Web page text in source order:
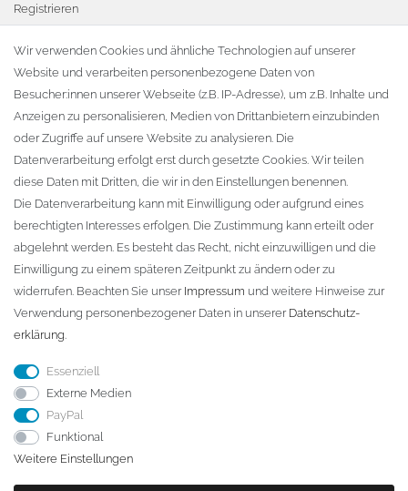
Registrieren
Warenkorb
Zur Kasse
KONTAKT
Fa. Steffen Jost
Söbrigener Weg 50
D-01796 Pirna
Telefon:+49 (0)3501 507295
info@dach-teufel.de
Wir verwenden Cookies und ähnliche Technologien auf unserer
Website und verarbeiten personenbezogene Daten von
Besucher:innen unserer Webseite (z.B. IP-Adresse), um z.B. Inhalte und
Anzeigen zu personalisieren, Medien von Drittanbietern einzubinden
oder Zugriffe auf unsere Website zu analysieren. Die
Datenverarbeitung erfolgt erst durch gesetzte Cookies. Wir teilen
diese Daten mit Dritten, die wir in den Einstellungen benennen.
Die Datenverarbeitung kann mit Einwilligung oder aufgrund eines
berechtigten Interesses erfolgen. Die Zustimmung kann erteilt oder
abgelehnt werden. Es besteht das Recht, nicht einzuwilligen und die
Einwilligung zu einem späteren Zeitpunkt zu ändern oder zu
widerrufen. Beachten Sie unser Impressum und weitere Hinweise zur
Verwendung personenbezogener Daten in unserer Daten­schutz­
erklärung.
Essenziell
Externe Medien
PayPal
Funktional
Weitere Einstellungen